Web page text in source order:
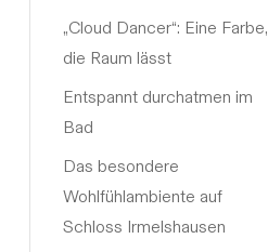
„Cloud Dancer“: Eine Farbe,
die Raum lässt
Entspannt durchatmen im
Bad
Das besondere
Wohlfühlambiente auf
Schloss Irmelshausen